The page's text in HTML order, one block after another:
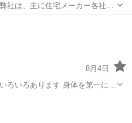
社は、主に住宅メーカー各社様
として、 とび工事（足場工・橋
般重機土木工・埋設工）・港湾
8月4日
いろあります 身体を第一に自